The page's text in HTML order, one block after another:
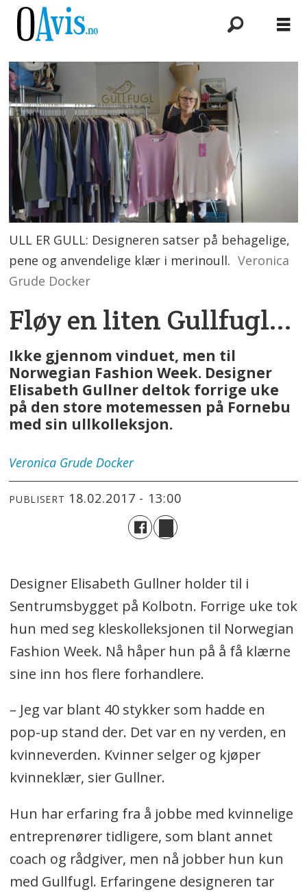
ULL ER GULL: Designeren satser på behagelige,
pene og anvendelige klær i merinoull. Veronica
Grude Docker
Fløy en liten Gullfugl...
Ikke gjennom vinduet, men til
Norwegian Fashion Week. Designer
Elisabeth Gullner deltok forrige uke
på den store motemessen på Fornebu
med sin ullkolleksjon.
Veronica Grude Docker
PUBLISERT 18.02.2017 - 13:00
Designer Elisabeth Gullner holder til i
Sentrumsbygget på Kolbotn. Forrige uke tok
hun med seg kleskolleksjonen til Norwegian
Fashion Week. Nå håper hun på å få klærne
sine inn hos flere forhandlere.
– Jeg var blant 40 stykker som hadde en
pop-up stand der. Det var en ny verden, en
kvinneverden. Kvinner selger og kjøper
kvinneklær, sier Gullner.
Hun har erfaring fra å jobbe med kvinnelige
entreprenører tidligere, som blant annet
coach og rådgiver, men nå jobber hun kun
med Gullfugl. Erfaringene designeren tar